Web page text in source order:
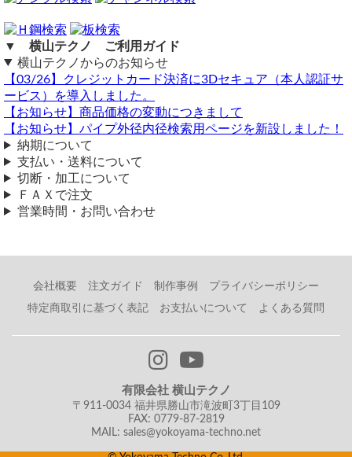
丸棒各種サイズの見積
Φ3、Φ4、Φ5・・・・・・・と1mm単位でアルミ製丸棒を購入しよ
うか検討中です。とりあえずΦ30までとした場合、各1本でおいくら
になりますか？全サイズ長さ100mmで
またΦ3のアルミ製丸棒に縦溝加工は可能ですか？長さ200mmで
▼ 横山テクノ ご利用ガイド
横山テクノからのお知らせ
【03/26】クレジットカード決済に3Dセキュア（本人認証サ
ービス）を導入しました。
【お知らせ】商品価格の変動につきまして
【お知らせ】パイプ外径内径検索用ページを新設しました！
納期について
支払い・送料について
切断・加工について
ＦＡＸで注文
営業時間・お問い合わせ
会社概要 注文ガイド 制作事例
プライバシーポリシー
特定商取引に基づく表記
お支払いについて よくある質問
有限会社 横山テクノ
〒911-0034 福井県勝山市滝波町3丁目109
FAX: 0779-87-2819
MAIL: sales@yokoyama-techno.net